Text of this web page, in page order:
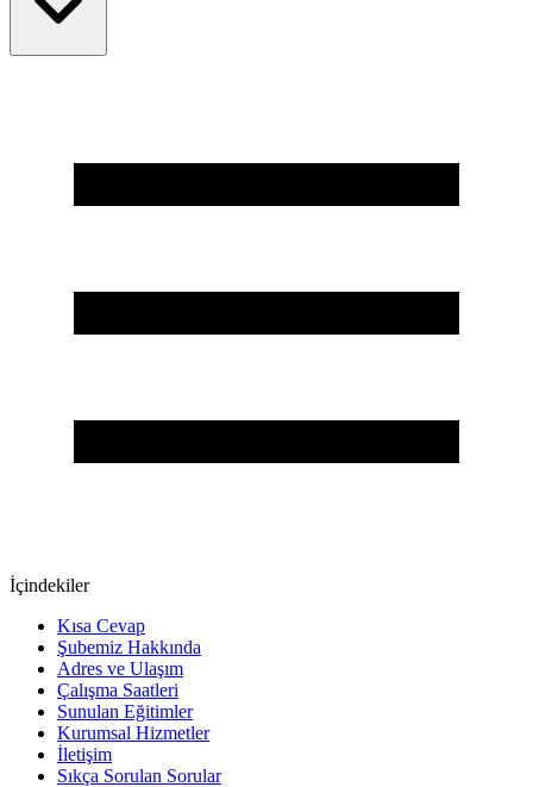
İçindekiler
Kısa Cevap
Şubemiz Hakkında
Adres ve Ulaşım
Çalışma Saatleri
Sunulan Eğitimler
Kurumsal Hizmetler
İletişim
Sıkça Sorulan Sorular